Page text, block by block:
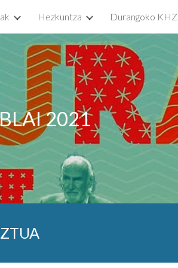
Skip to navigation
Hezkuntza Durangoko KHZ
2021